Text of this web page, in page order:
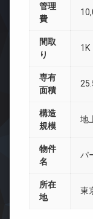
管理
費
間取
り
1K
専有
面積
構造
規模
地
物件
名
パ
所在
地
東